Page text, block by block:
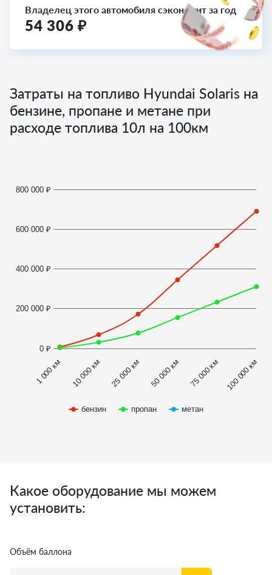
Владелец этого автомобиля сэкономит за год
54 306 ₽
Затраты на топливо Hyundai Solaris на
бензине, пропане и метане при
расходе топлива 10л на 100км
бензин пропан метан
1 000 км 10 000 км 25 000 км 50 000 км 75 000 км 100 000 км
0 ₽
200 000 ₽
400 000 ₽
600 000 ₽
800 000 ₽
Какое оборудование мы можем
установить:
Объём баллона